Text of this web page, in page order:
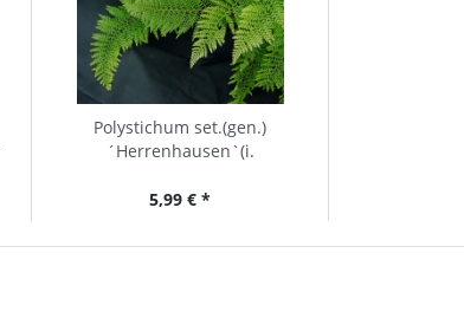
Polystichum set.(gen.)
´Herrenhausen`(i.
5,99 € *